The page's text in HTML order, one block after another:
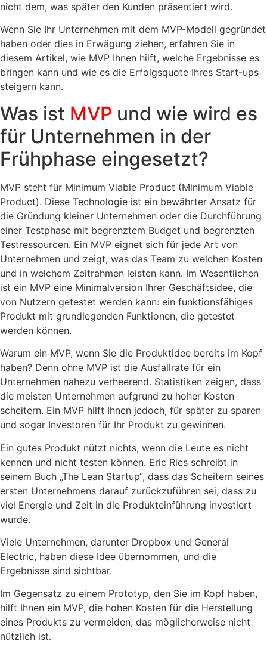
nicht dem, was später den Kunden präsentiert wird.
Wenn Sie Ihr Unternehmen mit dem MVP-Modell gegründet
haben oder dies in Erwägung ziehen, erfahren Sie in
diesem Artikel, wie MVP Ihnen hilft, welche Ergebnisse es
bringen kann und wie es die Erfolgsquote Ihres Start-ups
steigern kann.
Was ist MVP und wie wird es
für Unternehmen in der
Frühphase eingesetzt?
MVP steht für Minimum Viable Product (Minimum Viable
Product). Diese Technologie ist ein bewährter Ansatz für
die Gründung kleiner Unternehmen oder die Durchführung
einer Testphase mit begrenztem Budget und begrenzten
Testressourcen. Ein MVP eignet sich für jede Art von
Unternehmen und zeigt, was das Team zu welchen Kosten
und in welchem ​​Zeitrahmen leisten kann. Im Wesentlichen
ist ein MVP eine Minimalversion Ihrer Geschäftsidee, die
von Nutzern getestet werden kann: ein funktionsfähiges
Produkt mit grundlegenden Funktionen, die getestet
werden können.
Warum ein MVP, wenn Sie die Produktidee bereits im Kopf
haben? Denn ohne MVP ist die Ausfallrate für ein
Unternehmen nahezu verheerend. Statistiken zeigen, dass
die meisten Unternehmen aufgrund zu hoher Kosten
scheitern. Ein MVP hilft Ihnen jedoch, für später zu sparen
und sogar Investoren für Ihr Produkt zu gewinnen.
Ein gutes Produkt nützt nichts, wenn die Leute es nicht
kennen und nicht testen können. Eric Ries schreibt in
seinem Buch „The Lean Startup“, dass das Scheitern seines
ersten Unternehmens darauf zurückzuführen sei, dass zu
viel Energie und Zeit in die Produkteinführung investiert
wurde.
Viele Unternehmen, darunter Dropbox und General
Electric, haben diese Idee übernommen, und die
Ergebnisse sind sichtbar.
Im Gegensatz zu einem Prototyp, den Sie im Kopf haben,
hilft Ihnen ein MVP, die hohen Kosten für die Herstellung
eines Produkts zu vermeiden, das möglicherweise nicht
nützlich ist.